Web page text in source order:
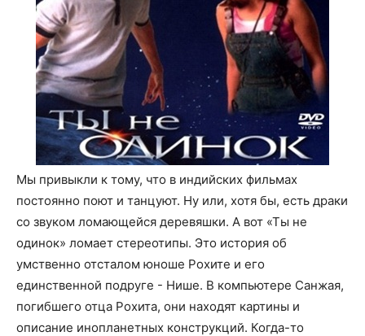
Мы привыкли к тому, что в индийских фильмах
постоянно поют и танцуют. Ну или, хотя бы, есть драки
со звуком ломающейся деревяшки. А вот «Ты не
одинок» ломает стереотипы. Это история об
умственно отсталом юноше Рохите и его
единственной подруге - Нише. В компьютере Санжая,
погибшего отца Рохита, они находят картины и
описание инопланетных конструкций. Когда-то